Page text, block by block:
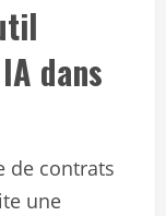
dans
de contrats
une